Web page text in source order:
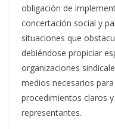
obligación de
concertación social y
situaciones que
debiéndose propiciar
organizaciones
medios necesarios
procedimientos claros
representantes.